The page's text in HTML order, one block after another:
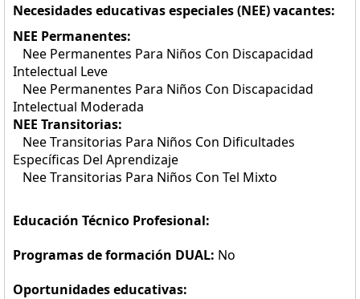
Necesidades educativas especiales (NEE) vacantes:
NEE Permanentes:
Nee Permanentes Para Niños Con Discapacidad
Intelectual Leve
Nee Permanentes Para Niños Con Discapacidad
Intelectual Moderada
NEE Transitorias:
Nee Transitorias Para Niños Con Dificultades
Específicas Del Aprendizaje
Nee Transitorias Para Niños Con Tel Mixto
Educación Técnico Profesional:
Programas de formación DUAL: No
Oportunidades educativas: